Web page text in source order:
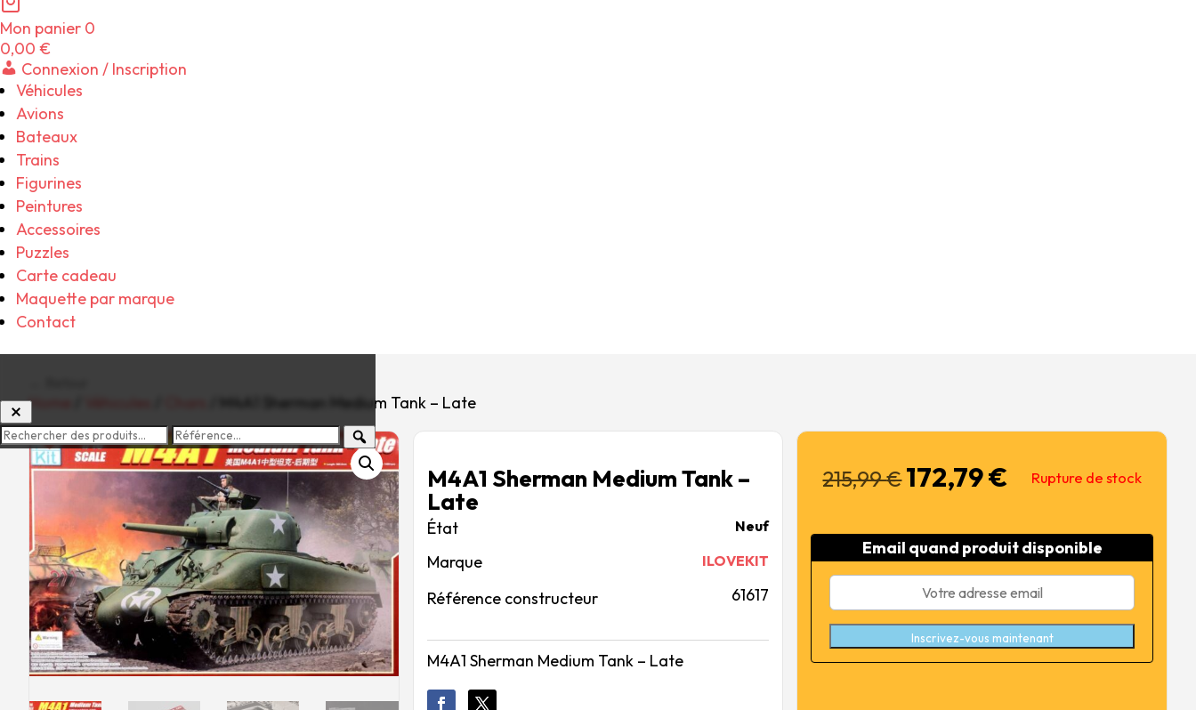
Mon panier 0
0,00 €
Connexion / Inscription
Véhicules
Avions
Bateaux
Trains
Figurines
Peintures
Accessoires
Puzzles
Carte cadeau
Maquette par marque
Contact
Home / M4A1 Sherman Medium Tank – Late
M4A1 Sherman Medium Tank –
Late
Neuf
Marque ILOVEKIT
Référence constructeur 61617
M4A1 Sherman Medium Tank – Late
215,99€Le
prix
était :
215,99 €.
172,79€
est :
172,79 €.
Rupture de stock
Email quand produit disponible
Inscrivez-vous maintenant